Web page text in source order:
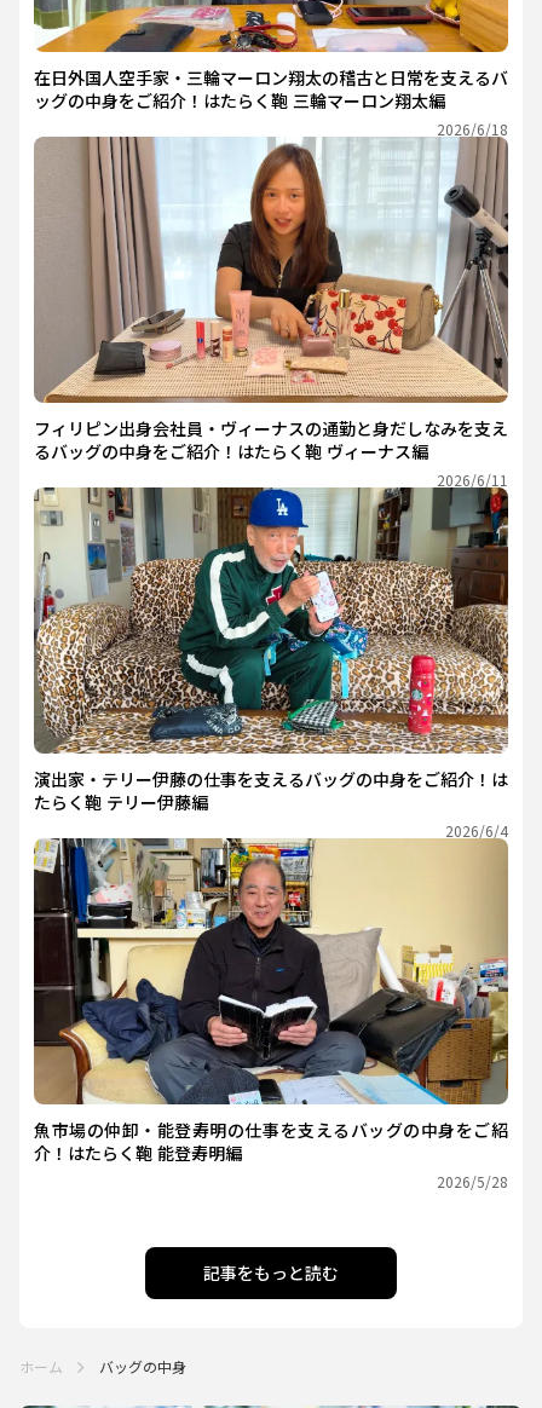
在日外国人空手家・三輪マーロン翔太の稽古と日常を支えるバ
ッグの中身をご紹介！はたらく鞄 三輪マーロン翔太編
2026/6/18
フィリピン出身会社員・ヴィーナスの通勤と身だしなみを支え
るバッグの中身をご紹介！はたらく鞄 ヴィーナス編
2026/6/11
演出家・テリー伊藤の仕事を支えるバッグの中身をご紹介！は
たらく鞄 テリー伊藤編
2026/6/4
魚市場の仲卸・能登寿明の仕事を支えるバッグの中身をご紹
介！はたらく鞄 能登寿明編
2026/5/28
記事をもっと読む
ホーム バッグの中身